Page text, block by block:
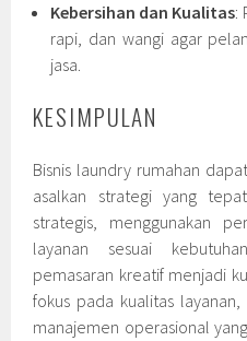
Kebersihan dan Kualitas:
rapi, dan wangi agar
jasa.
KESIMPULAN
Bisnis laundry rumahan
asalkan strategi yang
strategis, menggunakan
layanan sesuai
pemasaran kreatif menjadi
fokus pada kualitas
manajemen operasional